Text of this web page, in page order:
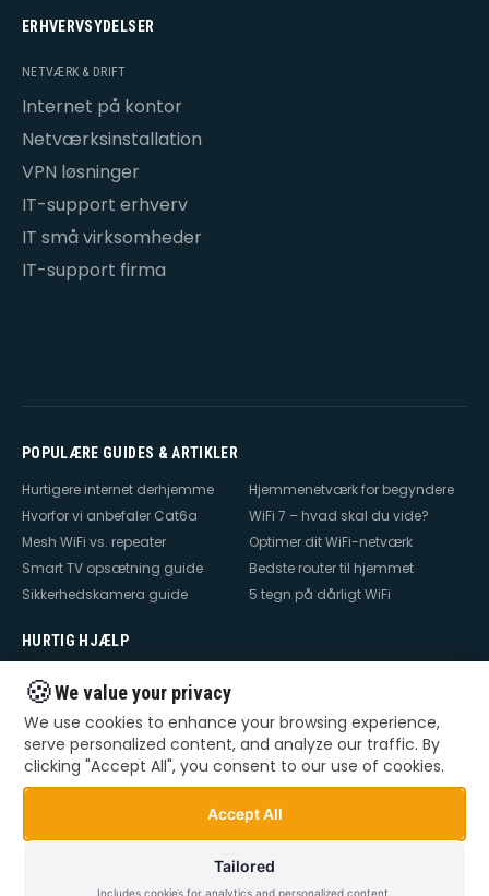
ERHVERVSYDELSER
NETVÆRK & DRIFT
Internet på kontor
Netværksinstallation
VPN løsninger
IT-support erhverv
IT små virksomheder
IT-support firma
POPULÆRE GUIDES & ARTIKLER
Hurtigere internet derhjemme
Hjemmenetværk for begyndere
Hvorfor vi anbefaler Cat6a
WiFi 7 – hvad skal du vide?
Mesh WiFi vs. repeater
Optimer dit WiFi-netværk
Smart TV opsætning guide
Bedste router til hjemmet
Sikkerhedskamera guide
5 tegn på dårligt WiFi
HURTIG HJÆLP
Hjælp til internet
Hjælp til TV
Hjælp til router
WiFi falder ud
TV der ikke virker
Dårlig WiFi
Mesh WiFi opsætning
Videoovervågning – privat &
🍪We value your privacy
We use cookies to enhance your browsing experience,
serve personalized content, and analyze our traffic. By
clicking "Accept All", you consent to our use of cookies.
Accept All
Tailored
Includes cookies for analytics and personalized content.